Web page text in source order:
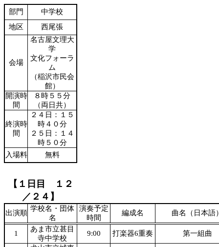
部門
中学校
地区
西尾張
会場
名古屋文理大
学
文化フォーラ
ム
（稲沢市民会
館）
開演時
間
８時５５分
（両日共）
終演時
間
２４日：１５
時４０分
２５日：１４
時５０分
入場料
無料
【１日目 １２
／２４】
出演順
学校名・団体
名
演奏予定
時間
編成名 曲名（日本語
1
あま市立甚目
寺中学校
9:00 打楽器6重奏 第一組曲